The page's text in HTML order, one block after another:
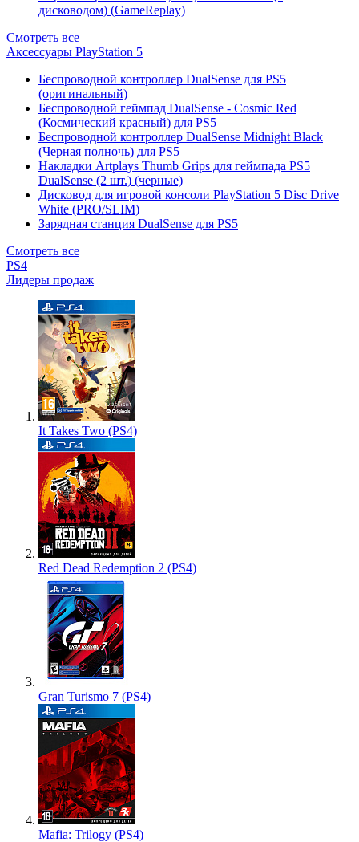
дисководом) (GameReplay)
Смотреть все
Аксессуары PlayStation 5
Беспроводной контроллер DualSense для PS5
(оригинальный)
Беспроводной геймпад DualSense - Cosmic Red
(Космический красный) для PS5
Беспроводной контроллер DualSense Midnight Black
(Черная полночь) для PS5
Накладки Artplays Thumb Grips для геймпада PS5
DualSense (2 шт.) (черные)
Дисковод для игровой консоли PlayStation 5 Disc Drive
White (PRO/SLIM)
Зарядная станция DualSense для PS5
Смотреть все
PS4
Лидеры продаж
It Takes Two (PS4)
Red Dead Redemption 2 (PS4)
Gran Turismo 7 (PS4)
Mafia: Trilogy (PS4)